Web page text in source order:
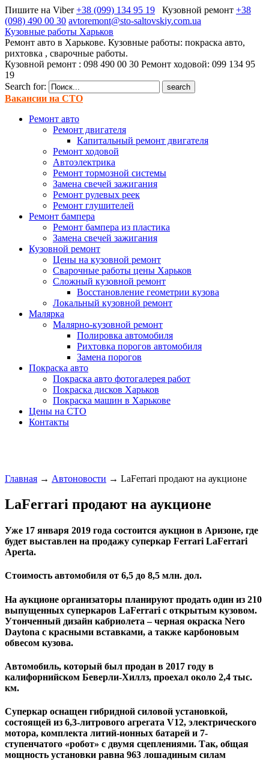
Пишите на Viber+38 (099) 134 95 19 Кузовной ремонт +38
(098) 490 00 30 avtoremont@sto-saltovskiy.com.ua
Кузовные работы Харьков
Ремонт авто в Харькове. Кузовные работы: покраска авто,
рихтовка , сварочные работы.
Кузовной ремонт : 098 490 00 30 Ремонт ходовой: 099 134 95
19
Search for:
Вакансии на СТО
Ремонт авто
Ремонт двигателя
Капитальный ремонт двигателя
Ремонт ходовой
Автоэлектрика
Ремонт тормозной системы
Замена свечей зажигания
Ремонт рулевых реек
Ремонт глушителей
Ремонт бампера
Ремонт бампера из пластика
Замена свечей зажигания
Кузовной ремонт
Цены на кузовной ремонт
Сварочные работы цены Харьков
Сложный кузовной ремонт
Восстановление геометрии кузова
Локальный кузовной ремонт
Малярка
Малярно-кузовной ремонт
Полировка автомобиля
Рихтовка порогов автомобиля
Замена порогов
Покраска авто
Покраска авто фотогалерея работ
Покраска дисков Харьков
Покраска машин в Харькове
Цены на СТО
Контакты
Главная → Автоновости → LaFerrari продают на аукционе
LaFerrari продают на аукционе
Уже 17 января 2019 года состоится аукцион в Аризоне, где
будет выставлен на продажу суперкар Ferrari LaFerrari
Aperta.
Стоимость автомобиля от 6,5 до 8,5 млн. дол.
На аукционе организаторы планируют продать один из 210
выпущенных суперкаров LaFerrari с открытым кузовом.
Утонченный дизайн кабриолета – черная окраска Nero
Daytona с красными вставками, а также карбоновым
обвесом кузова.
Автомобиль, который был продан в 2017 году в
калифорнийском Беверли-Хиллз, проехал около 2,4 тыс.
км.
Суперкар оснащен гибридной силовой установкой,
состоящей из 6,3-литрового агрегата V12, электрического
мотора, комплекта литий-ионных батарей и 7-
ступенчатого «робот» с двумя сцеплениями. Так, общая
мощность установки равна 963 лошадиным силам